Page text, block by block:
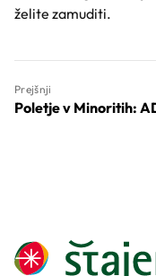
želite zamuditi.
Prejšnji
Poletje v Minoritih: